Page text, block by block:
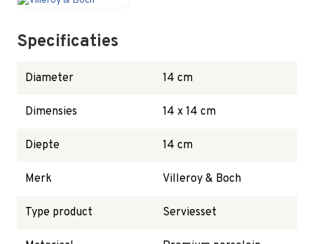
Specificaties
Diameter 14 cm
Dimensies 14 x 14 cm
Diepte 14 cm
Merk Villeroy & Boch
Type product Serviesset